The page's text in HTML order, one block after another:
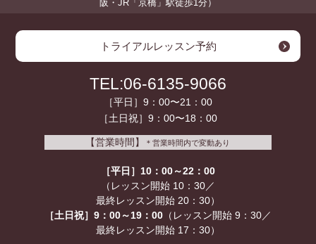
阪・JR「京橋」駅徒歩1分）
トライアルレッスン予約
TEL:06-6135-9066
［平日］9：00〜21：00
［土日祝］9：00〜18：00
【営業時間】 ＊営業時間内で変動あり
［平日］10：00～22：00
（レッスン開始 10：30／
最終レッスン開始 20：30）
［土日祝］9：00～19：00 （レッスン開始 9：30／
最終レッスン開始 17：30）